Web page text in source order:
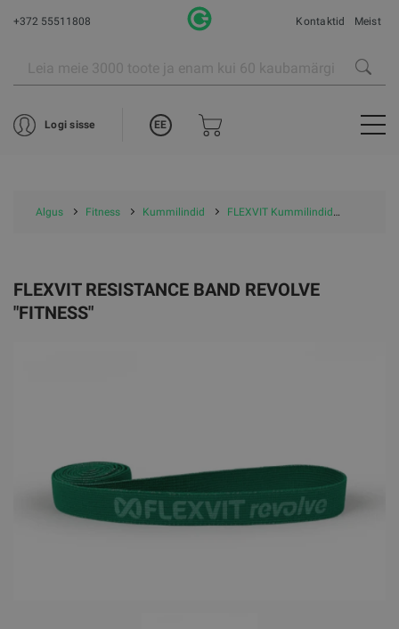
+372 55511808 Kontaktid Meist
Logi sisse EE
Algus Fitness Kummilindid FLEXVIT Kummilindid
FLEXVIT RESISTANCE BAND REVOLVE
"FITNESS"